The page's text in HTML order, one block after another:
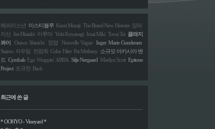
해파리소년 미스티블루 Kaori Muraji The Brand New Heavies 양파
지선 Joe Hisaishi 이루마 Yuki Koyanagi Imai Miki Towa Tei 클래지
콰이 Osawa Shinichi 정엽 Nouvelle Vague Inger Marie Gundersen
Staireo 자우림 전람회 Color Filter Pat Metheny 소규모 아카시아 밴
드 Cymbals Ego Wrappin' ABBA Silje Nergaard Marilyn Scott Epitone
Project 조규찬 Bach
최근에 쓴 글
* OOHYO - Vineyard *